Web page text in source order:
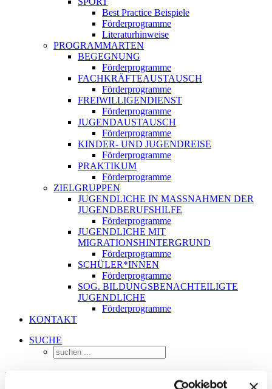
Best Practice Beispiele
Förderprogramme
Literaturhinweise
PROGRAMMARTEN
BEGEGNUNG
Förderprogramme
FACHKRÄFTEAUSTAUSCH
Förderprogramme
FREIWILLIGENDIENST
Förderprogramme
JUGENDAUSTAUSCH
Förderprogramme
KINDER- UND JUGENDREISE
Förderprogramme
PRAKTIKUM
Förderprogramme
ZIELGRUPPEN
JUGENDLICHE IN MASSNAHMEN DER J
UGENDBERUFSHILFE
Förderprogramme
JUGENDLICHE MIT
MIGRATIONSHINTERGRUND
Förderprogramme
SCHÜLER*INNEN
Förderprogramme
SOG. BILDUNGSBENACHTEILIGTE
JUGENDLICHE
Förderprogramme
KONTAKT
SUCHE
Fördermöglichkeiten // Bereiche //